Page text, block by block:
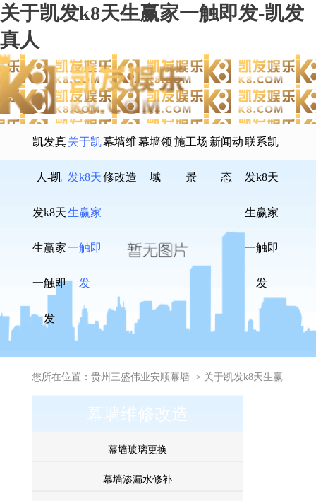
关于凯发k8天生赢家一触即发-凯发
真人
凯发真
人-凯
发k8天
生赢家
一触即
发
关于凯
发k8天
生赢家
一触即
发
幕墙维
修改造
幕墙领
域
施工场
景
新闻动
态
联系凯
发k8天
生赢家
一触即
发
您所在位置： 贵州三盛伟业安顺幕墙 > 关于凯发k8天生赢
幕墙维修改造
幕墙玻璃更换
幕墙渗漏水修补